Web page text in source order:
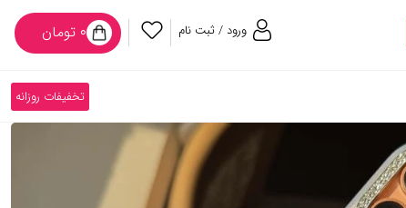
ورود / ثبت نام ۰ تومان
تخفیفات روزانه